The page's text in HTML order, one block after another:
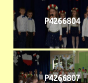
P4266804
P4266807